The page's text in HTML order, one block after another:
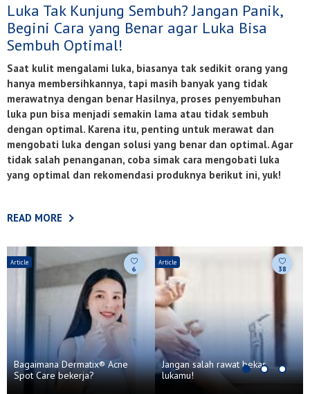
Luka Tak Kunjung Sembuh? Jangan Panik,
Begini Cara yang Benar agar Luka Bisa
Sembuh Optimal!
Saat kulit mengalami luka, biasanya tak sedikit orang yang
hanya membersihkannya, tapi masih banyak yang tidak
merawatnya dengan benar Hasilnya, proses penyembuhan
luka pun bisa menjadi semakin lama atau tidak sembuh
dengan optimal. Karena itu, penting untuk merawat dan
mengobati luka dengan solusi yang benar dan optimal. Agar
tidak salah penanganan, coba simak cara mengobati luka
yang optimal dan rekomendasi produknya berikut ini, yuk!
READ MORE
Bagaimana Dermatix® Acne
Spot Care bekerja?
Article
6
Jangan salah rawat bekas
lukamu!
Article
38